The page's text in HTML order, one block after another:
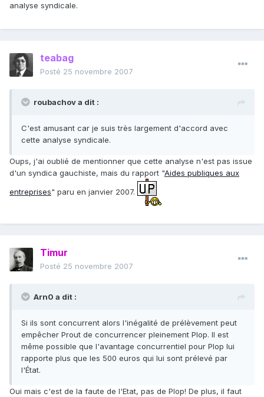
analyse syndicale.
teabag
Posté 25 novembre 2007
roubachov a dit :
C'est amusant car je suis très largement d'accord avec
cette analyse syndicale.
Oups, j'ai oublié de mentionner que cette analyse n'est pas issue
d'un syndica gauchiste, mais du rapport "Aides publiques aux
entreprises" paru en janvier 2007.
Timur
Posté 25 novembre 2007
Arn0 a dit :
Si ils sont concurrent alors l'inégalité de prélèvement peut
empêcher Prout de concurrencer pleinement Plop. Il est
même possible que l'avantage concurrentiel pour Plop lui
rapporte plus que les 500 euros qui lui sont prélevé par
l'État.
Oui mais c'est de la faute de l'Etat, pas de Plop! De plus, il faut